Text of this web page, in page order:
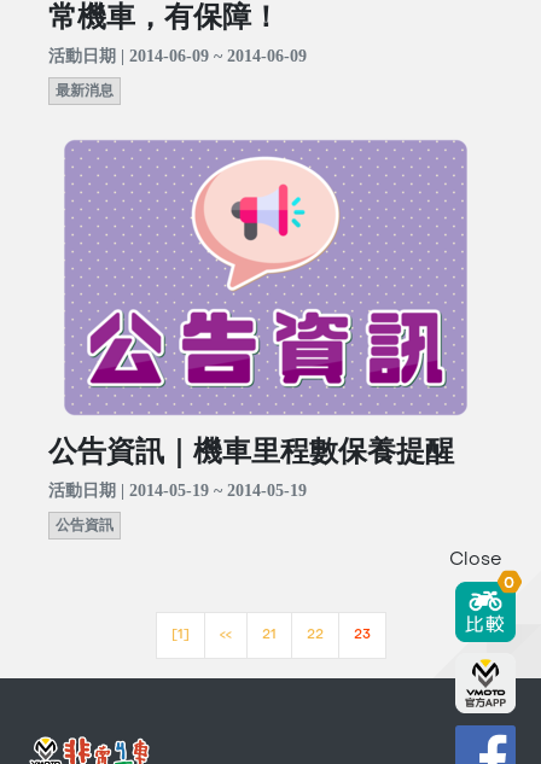
常機車，有保障！
活動日期 | 2014-06-09 ~ 2014-06-09
最新消息
公告資訊｜機車里程數保養提醒
活動日期 | 2014-05-19 ~ 2014-05-19
公告資訊
[1] << 21 22 23
Close
0